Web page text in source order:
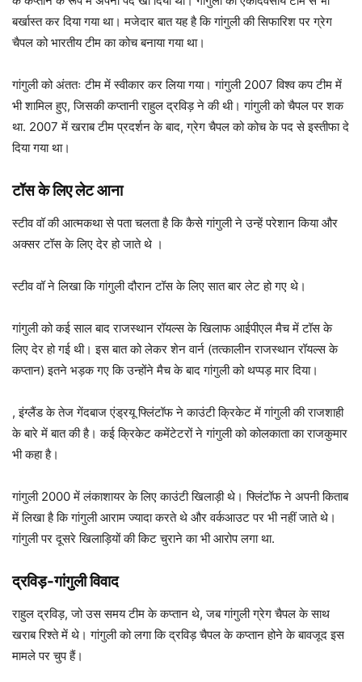
बर्खास्त कर दिया गया था। मजेदार बात यह है कि गांगुली की सिफारिश पर ग्रेग
चैपल को भारतीय टीम का कोच बनाया गया था।
गांगुली को अंततः टीम में स्वीकार कर लिया गया। गांगुली 2007 विश्व कप टीम में
भी शामिल हुए, जिसकी कप्तानी राहुल द्रविड़ ने की थी। गांगुली को चैपल पर शक
था. 2007 में खराब टीम प्रदर्शन के बाद, ग्रेग चैपल को कोच के पद से इस्तीफा दे
दिया गया था।
टॉस के लिए लेट आना
स्टीव वॉ की आत्मकथा से पता चलता है कि कैसे गांगुली ने उन्हें परेशान किया और
अक्सर टॉस के लिए देर हो जाते थे ।
स्टीव वॉ ने लिखा कि गांगुली दौरान टॉस के लिए सात बार लेट हो गए थे।
गांगुली को कई साल बाद राजस्थान रॉयल्स के खिलाफ आईपीएल मैच में टॉस के
लिए देर हो गई थी। इस बात को लेकर शेन वार्न (तत्कालीन राजस्थान रॉयल्स के
कप्तान) इतने भड़क गए कि उन्होंने मैच के बाद गांगुली को थप्पड़ मार दिया।
, इंग्लैंड के तेज गेंदबाज एंड्रयू फ्लिंटॉफ ने काउंटी क्रिकेट में गांगुली की राजशाही
के बारे में बात की है। कई क्रिकेट कमेंटेटरों ने गांगुली को कोलकाता का राजकुमार
भी कहा है।
गांगुली 2000 में लंकाशायर के लिए काउंटी खिलाड़ी थे। फ्लिंटॉफ ने अपनी किताब
में लिखा है कि गांगुली आराम ज्यादा करते थे और वर्कआउट पर भी नहीं जाते थे।
गांगुली पर दूसरे खिलाड़ियों की किट चुराने का भी आरोप लगा था.
द्रविड़-गांगुली विवाद
राहुल द्रविड़, जो उस समय टीम के कप्तान थे, जब गांगुली ग्रेग चैपल के साथ
खराब रिश्ते में थे। गांगुली को लगा कि द्रविड़ चैपल के कप्तान होने के बावजूद इस
मामले पर चुप हैं।